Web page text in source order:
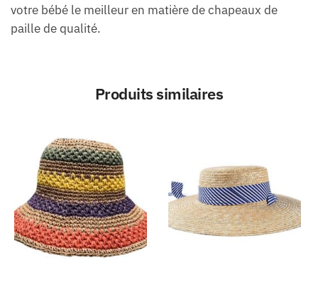
votre bébé le meilleur en matière de chapeaux de
paille de qualité.
Produits similaires